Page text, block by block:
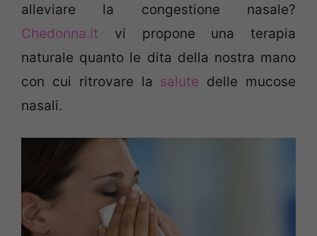
alleviare la congestione nasale?
Chedonna.it vi propone una terapia
naturale quanto le dita della nostra mano
con cui ritrovare la salute delle mucose
nasali.